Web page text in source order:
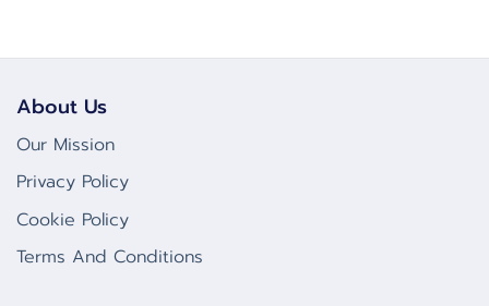
About Us
Our Mission
Privacy Policy
Cookie Policy
Terms And Conditions